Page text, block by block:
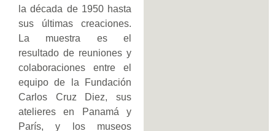
la década de 1950 hasta
sus últimas creaciones.
La muestra es el
resultado de reuniones y
colaboraciones entre el
equipo de la Fundación
Carlos Cruz Diez, sus
atelieres en Panamá y
París, y los museos